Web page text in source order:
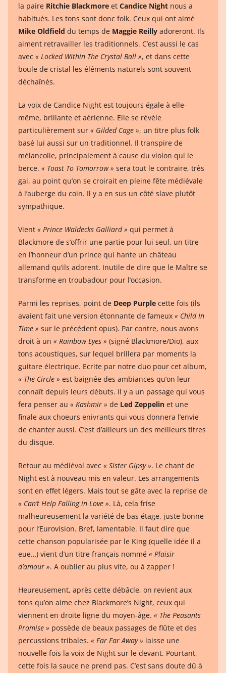
la paire Ritchie Blackmore et Candice Night nous a
habitués. Les tons sont donc folk. Ceux qui ont aimé
Mike Oldfield du temps de Maggie Reilly adoreront. Ils
aiment retravailler les traditionnels. C’est aussi le cas
avec « Locked Within The Crystal Ball », et dans cette
boule de cristal les éléments naturels sont souvent
déchaînés.
La voix de Candice Night est toujours égale à elle-
même, brillante et aérienne. Elle se révèle
particulièrement sur « Gilded Cage », un titre plus folk
basé lui aussi sur un traditionnel. Il transpire de
mélancolie, principalement à cause du violon qui le
berce. « Toast To Tomorrow » sera tout le contraire, très
gai, au point qu’on se croirait en pleine fête médiévale
à l’auberge du coin. Il y a en sus un côté slave plutôt
sympathique.
Vient « Prince Waldecks Galliard » qui permet à
Blackmore de s’offrir une partie pour lui seul, un titre
en l’honneur d’un prince qui hante un château
allemand qu’ils adorent. Inutile de dire que le Maître se
transforme en troubadour pour l’occasion.
Parmi les reprises, point de Deep Purple cette fois (ils
avaient fait une version étonnante de fameux « Child In
Time » sur le précédent opus). Par contre, nous avons
droit à un « Rainbow Eyes » (signé Blackmore/Dio), aux
tons acoustiques, sur lequel brillera par moments la
guitare électrique. Ecrite par notre duo pour cet album,
« The Circle » est baignée des ambiances qu’on leur
connaît depuis leurs débuts. Il y a un passage qui vous
fera penser au « Kashmir » de Led Zeppelin et une
finale aux choeurs enivrants qui vous donnera l’envie
de chanter aussi. C’est d’ailleurs un des meilleurs titres
du disque.
Retour au médiéval avec « Sister Gipsy ». Le chant de
Night est à nouveau mis en valeur. Les arrangements
sont en effet légers. Mais tout se gâte avec la reprise de
« Can’t Help Falling in Love ». Là, cela frise
malheureusement la variété de bas étage, juste bonne
pour l’Eurovision. Bref, lamentable. Il faut dire que
cette chanson popularisée par le King (quelle idée il a
eue…) vient d’un titre français nommé « Plaisir
d’amour ». A oublier au plus vite, ou à zapper !
Heureusement, après cette débâcle, on revient aux
tons qu’on aime chez Blackmore’s Night, ceux qui
viennent en droite ligne du moyen-âge. « The Peasants
Promise » possède de beaux passages de flûte et des
percussions tribales. « Far Far Away » laisse une
nouvelle fois la voix de Night sur le devant. Pourtant,
cette fois la sauce ne prend pas. C’est sans doute dû à